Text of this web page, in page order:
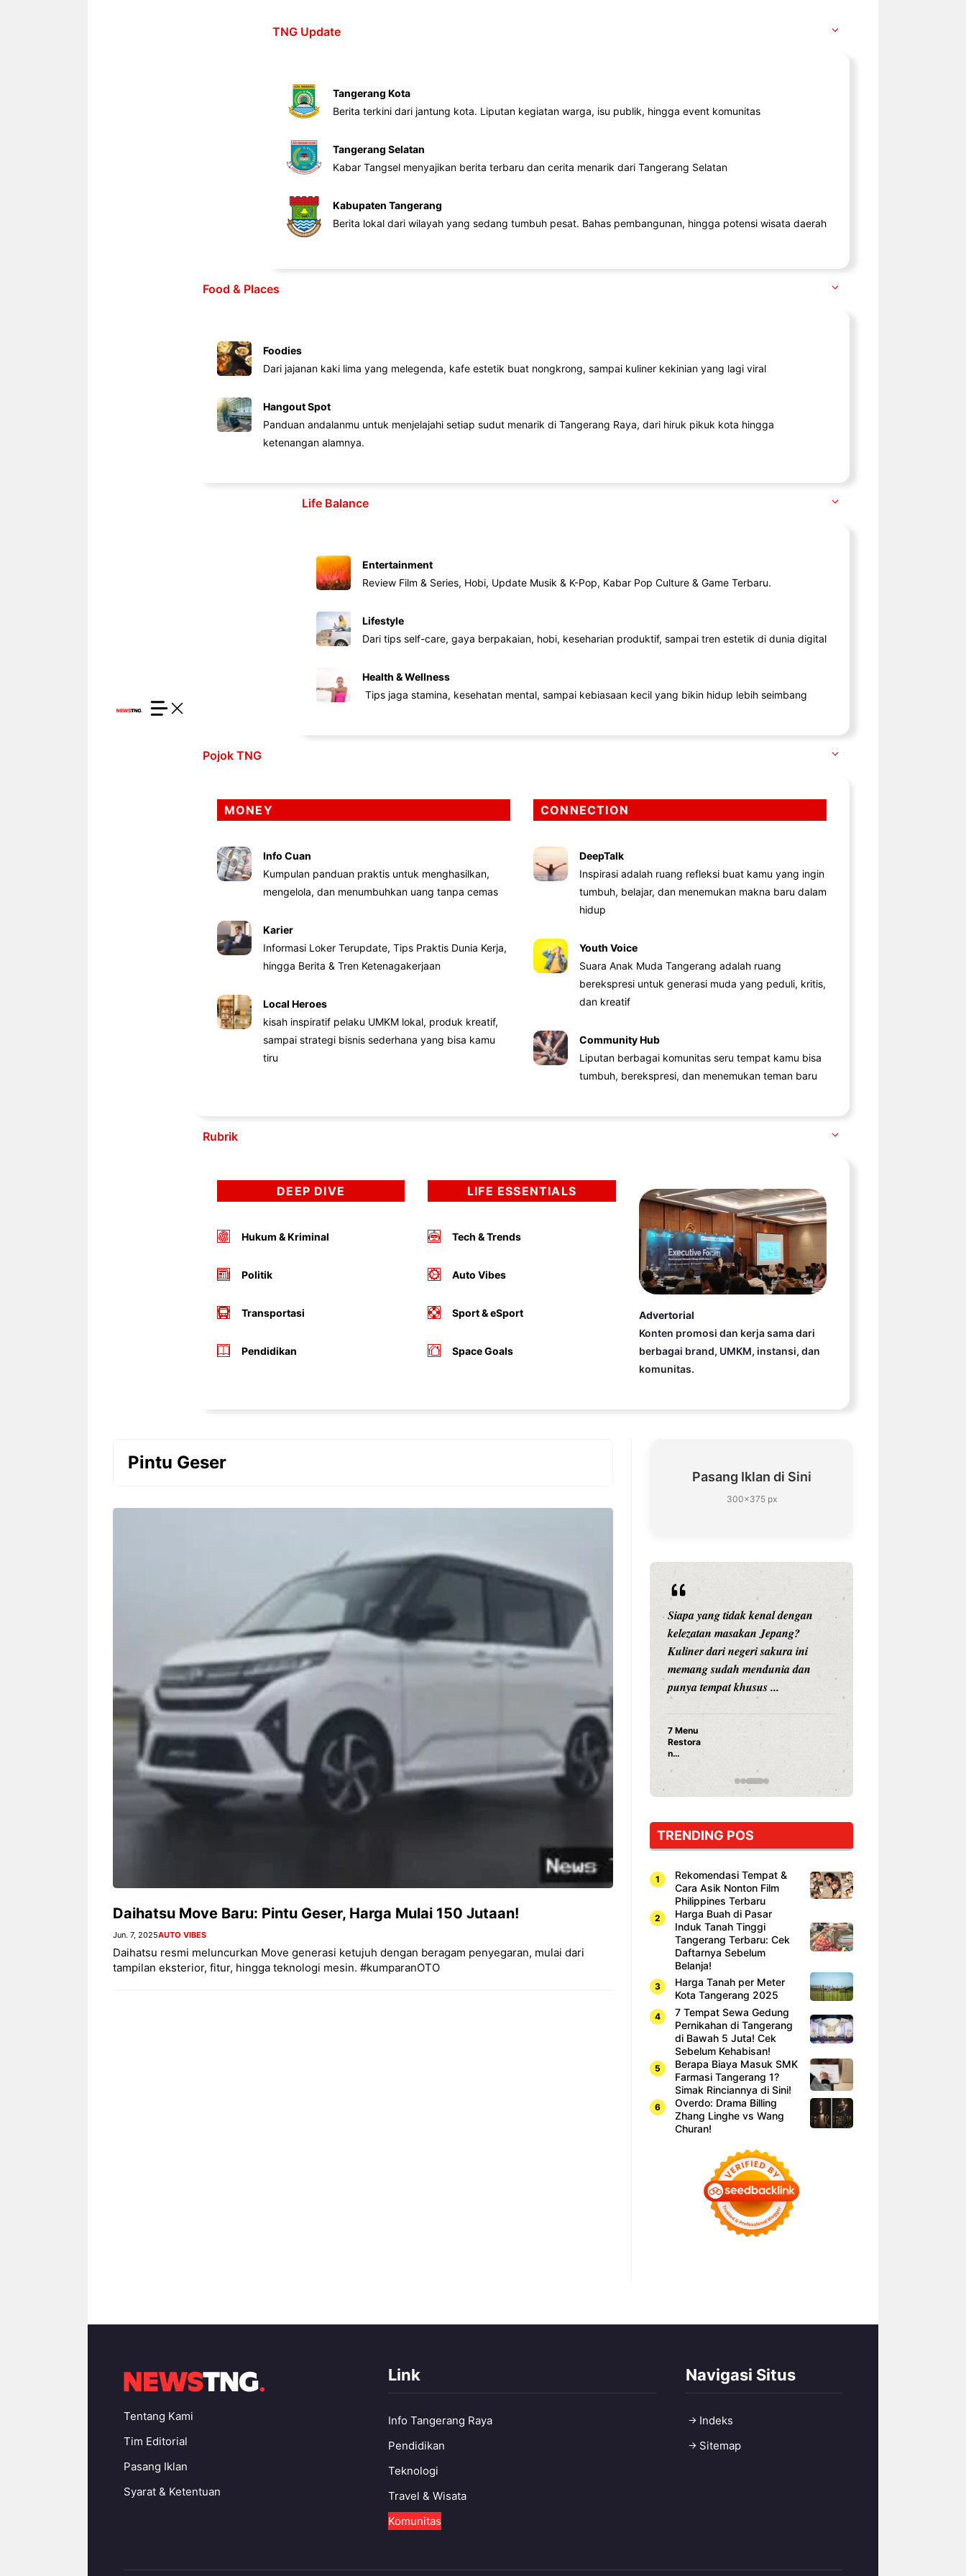
TNG Update
Tangerang Kota
Berita terkini dari jantung kota. Liputan kegiatan warga, isu publik, hingga event komunitas
Tangerang Selatan
Kabar Tangsel menyajikan berita terbaru dan cerita menarik dari Tangerang Selatan
Kabupaten Tangerang
Berita lokal dari wilayah yang sedang tumbuh pesat. Bahas pembangunan, hingga potensi wisata daerah
Food & Places
Foodies
Dari jajanan kaki lima yang melegenda, kafe estetik buat nongkrong, sampai kuliner kekinian yang lagi viral
Hangout Spot
Panduan andalanmu untuk menjelajahi setiap sudut menarik di Tangerang Raya, dari hiruk pikuk kota hingga
ketenangan alamnya.
Life Balance
Entertainment
Review Film & Series, Hobi, Update Musik & K-Pop, Kabar Pop Culture & Game Terbaru.
Lifestyle
Dari tips self-care, gaya berpakaian, hobi, keseharian produktif, sampai tren estetik di dunia digital
Health & Wellness
Tips jaga stamina, kesehatan mental, sampai kebiasaan kecil yang bikin hidup lebih seimbang
Pojok TNG
MONEY
Info Cuan
Kumpulan panduan praktis untuk menghasilkan,
mengelola, dan menumbuhkan uang tanpa cemas
Karier
Informasi Loker Terupdate, Tips Praktis Dunia Kerja,
hingga Berita & Tren Ketenagakerjaan
Local Heroes
kisah inspiratif pelaku UMKM lokal, produk kreatif,
sampai strategi bisnis sederhana yang bisa kamu
tiru
CONNECTION
DeepTalk
Inspirasi adalah ruang refleksi buat kamu yang ingin
tumbuh, belajar, dan menemukan makna baru dalam
hidup
Youth Voice
Suara Anak Muda Tangerang adalah ruang
berekspresi untuk generasi muda yang peduli, kritis,
dan kreatif
Community Hub
Liputan berbagai komunitas seru tempat kamu bisa
tumbuh, berekspresi, dan menemukan teman baru
Rubrik
DEEP DIVE
Hukum & Kriminal
Politik
Transportasi
Pendidikan
LIFE ESSENTIALS
Tech & Trends
Auto Vibes
Sport & eSport
Space Goals
Advertorial
Konten promosi dan kerja sama dari
berbagai brand, UMKM, instansi, dan
komunitas.
Pintu Geser
Daihatsu Move Baru: Pintu Geser, Harga Mulai 150 Jutaan!
Jun. 7, 2025AUTO VIBES
Daihatsu resmi meluncurkan Move generasi ketujuh dengan beragam penyegaran, mulai dari
tampilan eksterior, fitur, hingga teknologi mesin. #kumparanOTO
Pasang Iklan di Sini
300×375 px
dan Vicky Prasetyo, kini merambah
dunia kuliner dengan membuka
Nunung Srimulat & Vicky
Prasetyo Buka Restoran
Ayam Panggang! Cuma Rp
15 Ribu, Resep Rahasia
Mami Bikin Nagih!
Bandung – Menyambut pergantian
tahun 2026, restoran all you can
eat Kakkoii All You Can Eat
Bandung menghadirkan
penawaran spesial ...
Sambut 2026, Kakkoii
Bandung Hadirkan Pesta All
You Can Eat Mulai Rp
145.000
Pernah gak sih kamu mulai
ngerjain sesuatu cuma buat iseng-
iseng, eh ternyata malah jadi
peluang bisnis yang
Dari Iseng Jadi Cuan: Kisah
TUM_ATUL yang Ubah
Hampers Jadi Bisnis Kece
Siapa yang tidak kenal dengan
kelezatan masakan Jepang?
Kuliner dari negeri sakura ini
memang sudah mendunia dan
punya tempat khusus ...
7 Menu
Restora
n
yang
Dicoba,
Cuma
Sushi!
TRENDING POS
Rekomendasi Tempat &
Cara Asik Nonton Film
Philippines Terbaru
Harga Buah di Pasar
Induk Tanah Tinggi
Tangerang Terbaru: Cek
Daftarnya Sebelum
Belanja!
Harga Tanah per Meter
Kota Tangerang 2025
7 Tempat Sewa Gedung
Pernikahan di Tangerang
di Bawah 5 Juta! Cek
Sebelum Kehabisan!
Berapa Biaya Masuk SMK
Farmasi Tangerang 1?
Simak Rinciannya di Sini!
Overdo: Drama Billing
Zhang Linghe vs Wang
Churan!
Tentang Kami
Tim Editorial
Pasang Iklan
Syarat & Ketentuan
Link
Info Tangerang Raya
Pendidikan
Teknologi
Travel & Wisata
Komunitas
Navigasi Situs
Indeks
Sitemap